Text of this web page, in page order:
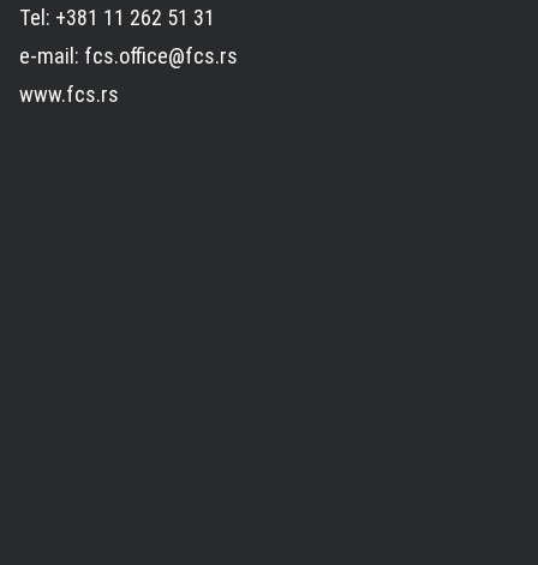
Tel: +381 11 262 51 31
e-mail: fcs.office@fcs.rs
www.fcs.rs